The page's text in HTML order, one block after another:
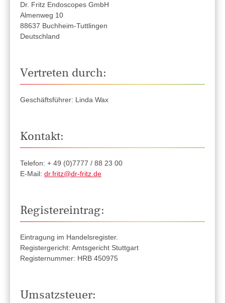
Dr. Fritz Endoscopes GmbH
Almenweg 10
88637 Buchheim-Tuttlingen
Deutschland
Vertreten durch:
Geschäftsführer: Linda Wax
Kontakt:
Telefon: + 49 (0)7777 / 88 23 00
E-Mail: dr.fritz@dr-fritz.de
Registereintrag:
Eintragung im Handelsregister.
Registergericht: Amtsgericht Stuttgart
Registernummer: HRB 450975
Umsatzsteuer: